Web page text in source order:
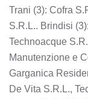
Trani (3): Cofra
S.R.L.. Brindisi
Technoacque
Manutenzione e
Garganica
De Vita S.R.L.,